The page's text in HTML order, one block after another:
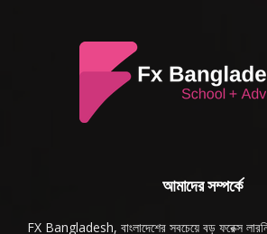
আমাদের সম্পর্কে
FX Bangladesh, বাংলাদেশের সবচেয়ে বড় ফরেক্স